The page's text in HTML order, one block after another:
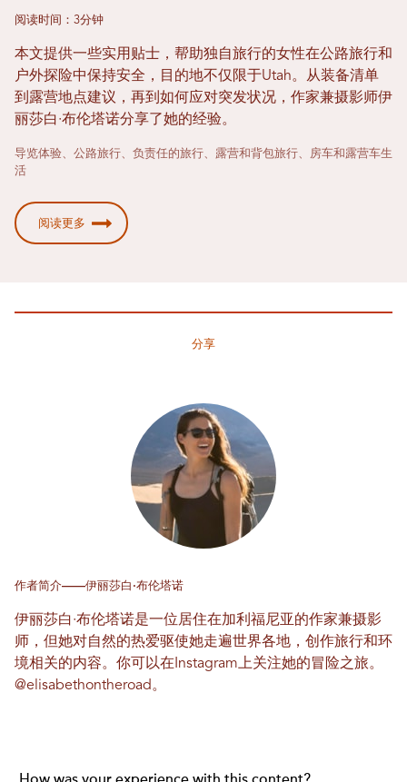
阅读时间：3分钟
本文提供一些实用贴士，帮助独自旅行的女性在公路旅行和
户外探险中保持安全，目的地不仅限于Utah。从装备清单
到露营地点建议，再到如何应对突发状况，作家兼摄影师伊
丽莎白·布伦塔诺分享了她的经验。
导览体验、公路旅行、负责任的旅行、露营和背包旅行、房车和露营车生
活
阅读更多
分享
作者简介——伊丽莎白·布伦塔诺
伊丽莎白·布伦塔诺是一位居住在加利福尼亚的作家兼摄影
师，但她对自然的热爱驱使她走遍世界各地，创作旅行和环
境相关的内容。你可以在Instagram上关注她的冒险之旅。
@elisabethontheroad。